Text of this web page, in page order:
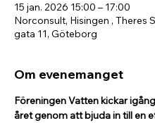
15 jan. 2026 15:00 – 17:00
Norconsult, Hisingen , Theres
gata 11, Göteborg
Om evenemanget
Föreningen Vatten kickar
året genom att bjuda in till en